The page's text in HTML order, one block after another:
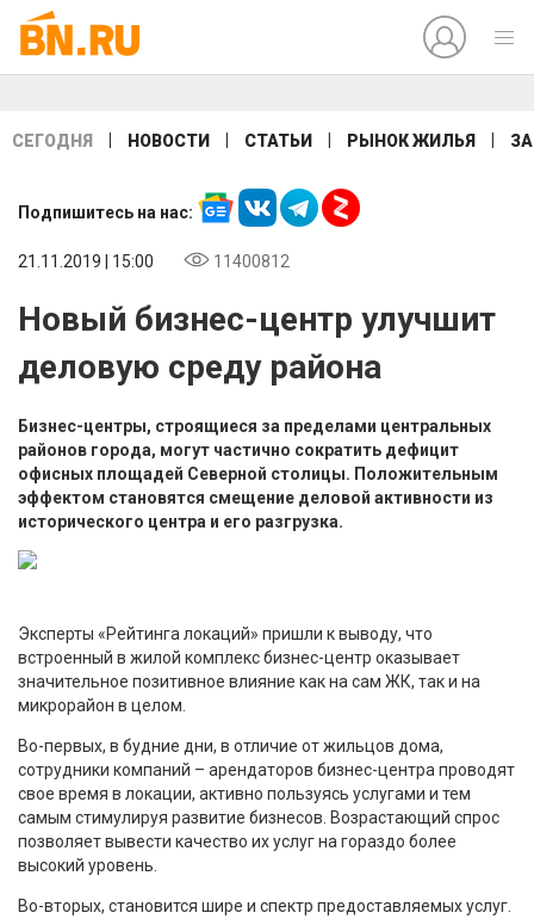
СЕГОДНЯ НОВОСТИ СТАТЬИ РЫНОК ЖИЛЬЯ
Подпишитесь на нас:
21.11.2019 | 15:00 11400812
Новый бизнес-центр улучшит
деловую среду района
Бизнес-центры, строящиеся за пределами центральных
районов города, могут частично сократить дефицит
офисных площадей Северной столицы. Положительным
эффектом становятся смещение деловой активности из
исторического центра и его разгрузка.
Эксперты «Рейтинга локаций» пришли к выводу, что
встроенный в жилой комплекс бизнес-центр оказывает
значительное позитивное влияние как на сам ЖК, так и на
микрорайон в целом.
Во-первых, в будние дни, в отличие от жильцов дома,
сотрудники компаний – арендаторов бизнес-центра проводят
свое время в локации, активно пользуясь услугами и тем
самым стимулируя развитие бизнесов. Возрастающий спрос
позволяет вывести качество их услуг на гораздо более
высокий уровень.
Во-вторых, становится шире и спектр предоставляемых услуг.